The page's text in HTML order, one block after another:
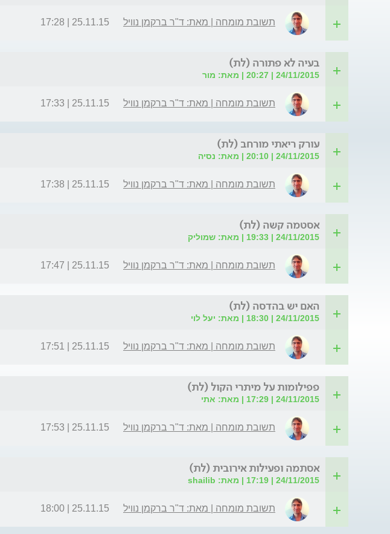
תשובת מומחה | מאת: ד"ר ברקמן נוויל 25.11.15 | 17:28
בעיה לא פתורה (לת)
24/11/2015 | 20:27 | מאת: מור
תשובת מומחה | מאת: ד"ר ברקמן נוויל 25.11.15 | 17:33
עורק ריאתי מורחב (לת)
24/11/2015 | 20:10 | מאת: נסיה
תשובת מומחה | מאת: ד"ר ברקמן נוויל 25.11.15 | 17:38
אסטמה קשה (לת)
24/11/2015 | 19:33 | מאת: שמוליק
תשובת מומחה | מאת: ד"ר ברקמן נוויל 25.11.15 | 17:47
האם יש בהדסה (לת)
24/11/2015 | 18:30 | מאת: יעל לוי
תשובת מומחה | מאת: ד"ר ברקמן נוויל 25.11.15 | 17:51
פפילומות על מיתרי הקול (לת)
24/11/2015 | 17:29 | מאת: אתי
תשובת מומחה | מאת: ד"ר ברקמן נוויל 25.11.15 | 17:53
אסתמה ופעילות אירובית (לת)
24/11/2015 | 17:19 | מאת: shailib
תשובת מומחה | מאת: ד"ר ברקמן נוויל 25.11.15 | 18:00